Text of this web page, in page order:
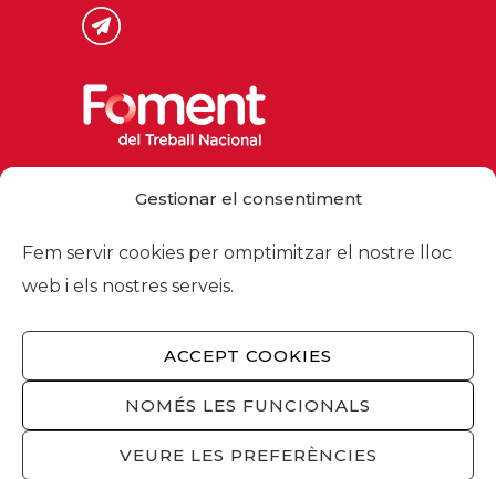
Gestionar el consentiment
Fem servir cookies per omptimitzar el nostre lloc
web i els nostres serveis.
ACCEPT COOKIES
NOMÉS LES FUNCIONALS
VEURE LES PREFERÈNCIES
foment@foment.com
© 2026 - Foment del Treball Nacional
Nosaltres
privacitat/ Política cookies/Privacitat